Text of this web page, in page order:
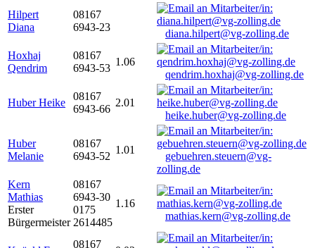
Hilpert
Diana
08167
6943-23
diana.hilpert@vg-zolling.de
Hoxhaj
Qendrim
08167
6943-53
1.06
qendrim.hoxhaj@vg-zolling.de
Huber Heike
08167
6943-66
2.01
heike.huber@vg-zolling.de
Huber
Melanie
08167
6943-52
1.01
gebuehren.steuern@vg-
zolling.de
Kern
Mathias
Erster
Bürgermeister
08167
6943-30
0175
2614485
1.16
mathias.kern@vg-zolling.de
08167